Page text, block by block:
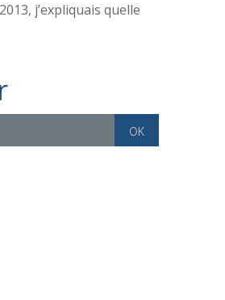
j’expliquais quelle